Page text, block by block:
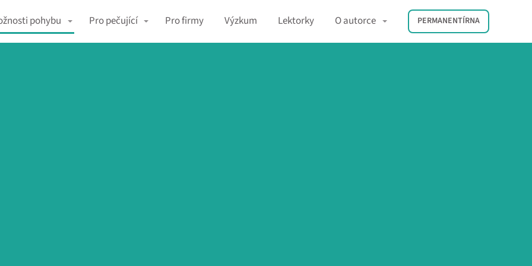
pohybu Pro pečující Pro firmy Výzkum Lektorky O autorce PERMANENTÍRNA